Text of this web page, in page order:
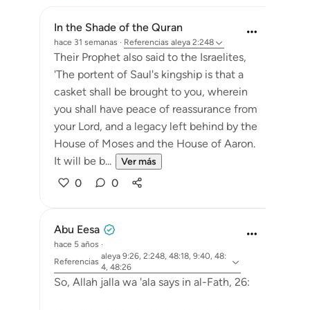
In the Shade of the Quran
hace 31 semanas · Referencias aleya 2:248
Their Prophet also said to the Israelites,
'The portent of Saul's kingship is that a
casket shall be brought to you, wherein
you shall have peace of reassurance from
your Lord, and a legacy left behind by the
House of Moses and the House of Aaron.
It will be b...
Ver más
0 0
Abu Eesa
hace 5 años ·
Referencias
aleya 9:26, 2:248, 48:18, 9:40, 48:
4, 48:26
So, Allah jalla wa 'ala says in al-Fath, 26: